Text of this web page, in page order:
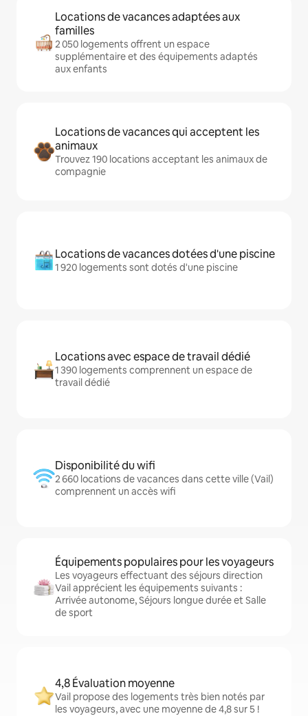
Locations de vacances adaptées aux
familles
2 050 logements offrent un espace
supplémentaire et des équipements adaptés
aux enfants
Locations de vacances qui acceptent les
animaux
Trouvez 190 locations acceptant les animaux de
compagnie
Locations de vacances dotées d'une piscine
1 920 logements sont dotés d'une piscine
Locations avec espace de travail dédié
1 390 logements comprennent un espace de
travail dédié
Disponibilité du wifi
2 660 locations de vacances dans cette ville (Vail)
comprennent un accès wifi
Équipements populaires pour les voyageurs
Les voyageurs effectuant des séjours direction
Vail apprécient les équipements suivants :
Arrivée autonome, Séjours longue durée et Salle
de sport
4,8 Évaluation moyenne
Vail propose des logements très bien notés par
les voyageurs, avec une moyenne de 4,8 sur 5 !